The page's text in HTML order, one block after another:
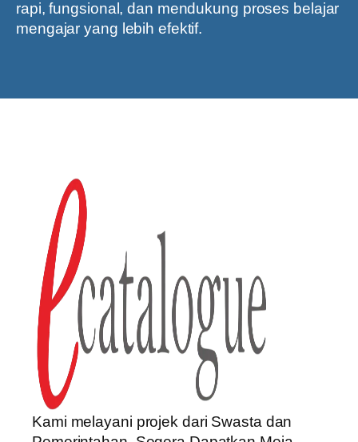
rapi, fungsional, dan mendukung proses belajar
mengajar yang lebih efektif.
Kami melayani projek dari Swasta dan